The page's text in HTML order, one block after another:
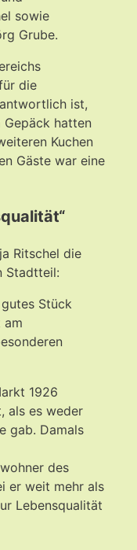
sowie
Grube.
die
ist,
hatten
Kuchen
Gäste war eine
Ritschel die
Stadtteil:
Stück
am
1926
als es weder
gab. Damals
des
er weit mehr als
Lebensqualität